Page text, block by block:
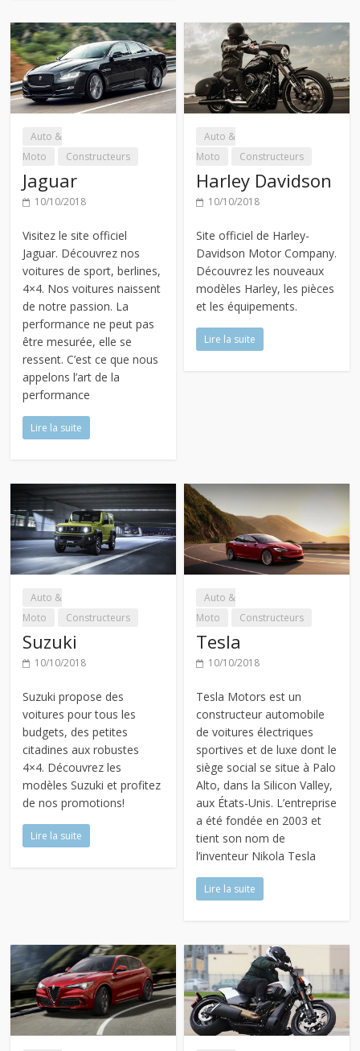
Auto &
Moto
Constructeurs
Jaguar
10/10/2018
Visitez le site officiel
Jaguar. Découvrez nos
voitures de sport, berlines,
4×4. Nos voitures naissent
de notre passion. La
performance ne peut pas
être mesurée, elle se
ressent. C’est ce que nous
appelons l’art de la
performance
Lire la suite
Auto &
Moto
Constructeurs
Harley Davidson
10/10/2018
Site officiel de Harley-
Davidson Motor Company.
Découvrez les nouveaux
modèles Harley, les pièces
et les équipements.
Lire la suite
Auto &
Moto
Constructeurs
Suzuki
10/10/2018
Suzuki propose des
voitures pour tous les
budgets, des petites
citadines aux robustes
4×4. Découvrez les
modèles Suzuki et profitez
de nos promotions!
Lire la suite
Auto &
Moto
Constructeurs
Tesla
10/10/2018
Tesla Motors est un
constructeur automobile
de voitures électriques
sportives et de luxe dont le
siège social se situe à Palo
Alto, dans la Silicon Valley,
aux États-Unis. L’entreprise
a été fondée en 2003 et
tient son nom de
l’inventeur Nikola Tesla
Lire la suite